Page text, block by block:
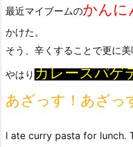
最近マイブームのかんに
かけた。
そう、辛くすることで更に美
やはり カレースパゲ
あざっす！あざっ
I ate curry pasta for lunch.